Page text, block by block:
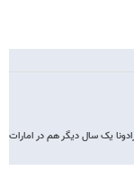
مارادونا یک سال دیگر هم در امارات